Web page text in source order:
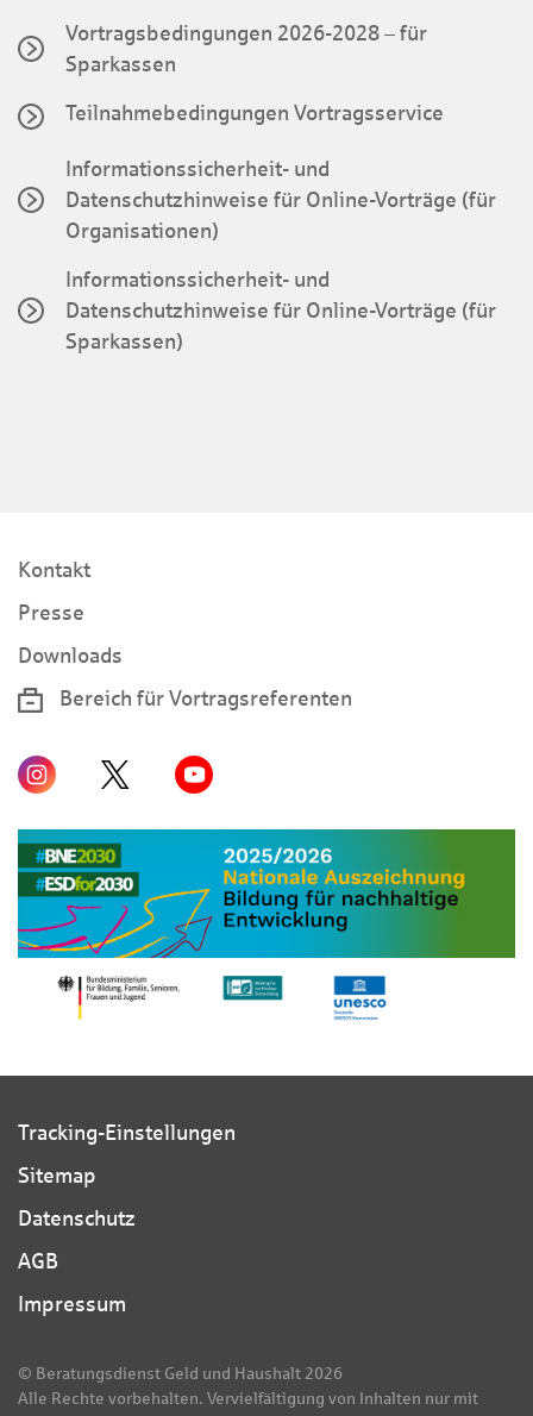
Vortragsbedingungen 2026-2028 – für
Sparkassen
Teilnahmebedingungen Vortragsservice
Informationssicherheit- und
Datenschutzhinweise für Online-Vorträge (für
Organisationen)
Informationssicherheit- und
Datenschutzhinweise für Online-Vorträge (für
Sparkassen)
Kontakt
Presse
Downloads
Bereich für Vortragsreferenten
Tracking-Einstellungen
Sitemap
Datenschutz
AGB
Impressum
© Beratungsdienst Geld und Haushalt 2026
Alle Rechte vorbehalten. Vervielfältigung von Inhalten nur mit